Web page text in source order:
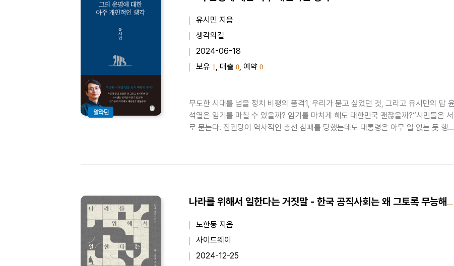
알라딘
유시민 지음
생각의길
2024-06-18
보유 1, 대출 0, 예약 0
무도한 시대를 넘을 정치 비평의 품격1, 우리가 묻고 싶었던 것, 그리고 유시민의 답 윤
석열은 임기를 마칠 수 있을까? 임기를 마치게 해도 대한민국 괜찮을까?“시민들은 서
로 묻는다. 집권당이 역사적인 총선 참패를 당했는데도 대통령은 아무 일 없는 듯 행동
나라를 위해서 일한다는 거짓말 - 한국 공직사회는 왜 그토록 무능해졌는가
노한동 지음
사이드웨이
2024-12-25